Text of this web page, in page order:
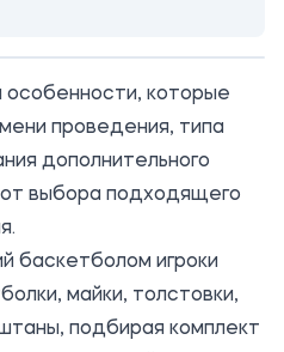
особенности, которые
проведения, типа
дополнительного
выбора подходящего
баскетболом игроки
майки, толстовки,
подбирая комплект